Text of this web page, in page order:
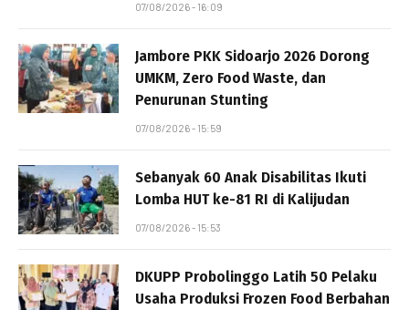
07/08/2026 - 16:09
Jambore PKK Sidoarjo 2026 Dorong
UMKM, Zero Food Waste, dan
Penurunan Stunting
07/08/2026 - 15:59
Sebanyak 60 Anak Disabilitas Ikuti
Lomba HUT ke-81 RI di Kalijudan
07/08/2026 - 15:53
DKUPP Probolinggo Latih 50 Pelaku
Usaha Produksi Frozen Food Berbahan